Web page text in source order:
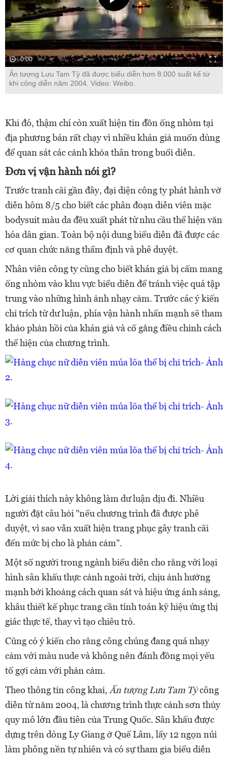
0:00
Ấn tượng Lưu Tam Tỷ đã được biểu diễn hơn 8.000 suất kể từ
khi công diễn năm 2004. Video: Weibo.
Khi đó, thậm chí còn xuất hiện tin đồn ống nhòm tại
địa phương bán rất chạy vì nhiều khán giả muốn dùng
để quan sát các cảnh khỏa thân trong buổi diễn.
Đơn vị vận hành nói gì?
Trước tranh cãi gần đây, đại diện công ty phát hành vở
diễn hôm 8/5 cho biết các phân đoạn diễn viên mặc
bodysuit màu da đều xuất phát từ nhu cầu thể hiện văn
hóa dân gian. Toàn bộ nội dung biểu diễn đã được các
cơ quan chức năng thẩm định và phê duyệt.
Nhân viên công ty cũng cho biết khán giả bị cấm mang
ống nhòm vào khu vực biểu diễn để tránh việc quá tập
trung vào những hình ảnh nhạy cảm. Trước các ý kiến
chỉ trích từ dư luận, phía vận hành nhấn mạnh sẽ tham
khảo phản hồi của khán giả và cố gắng điều chỉnh cách
thể hiện của chương trình.
Lời giải thích này không làm dư luận dịu đi. Nhiều
người đặt câu hỏi "nếu chương trình đã được phê
duyệt, vì sao vẫn xuất hiện trang phục gây tranh cãi
đến mức bị cho là phản cảm”.
Một số người trong ngành biểu diễn cho rằng với loại
hình sân khấu thực cảnh ngoài trời, chịu ảnh hưởng
mạnh bởi khoảng cách quan sát và hiệu ứng ánh sáng,
khâu thiết kế phục trang cần tính toán kỹ hiệu ứng thị
giác thực tế, thay vì tạo chiêu trò.
Cũng có ý kiến cho rằng công chúng đang quá nhạy
cảm với màu nude và không nên đánh đồng mọi yếu
tố gợi cảm với phản cảm.
Theo thông tin công khai,Ấn tượng Lưu Tam Tỷcông
diễn từ năm 2004, là chương trình thực cảnh sơn thủy
quy mô lớn đầu tiên của Trung Quốc. Sân khấu được
dựng trên dòng Ly Giang ở Quế Lâm, lấy 12 ngọn núi
làm phông nền tự nhiên và có sự tham gia biểu diễn